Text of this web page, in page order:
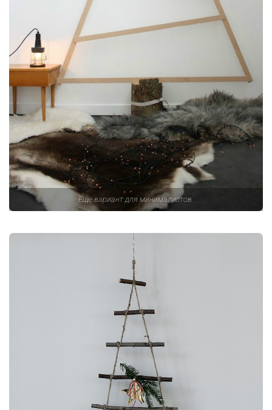
Еще вариант для минималистов.